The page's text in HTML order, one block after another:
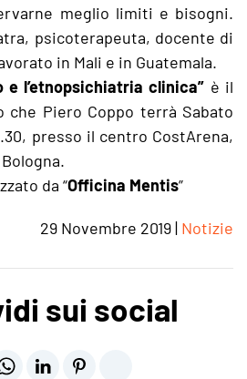
meglio limiti e bisogni.
psicoterapeuta, docente di
in Mali e in Guatemala.
e l’etnopsichiatria clinica” è il
che Piero Coppo terrà Sabato
presso il centro CostArena,
da “Officina Mentis”
29 Novembre 2019| Notizie
sui social